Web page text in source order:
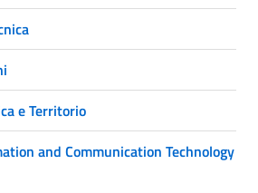
e Territorio
and Communication Technology